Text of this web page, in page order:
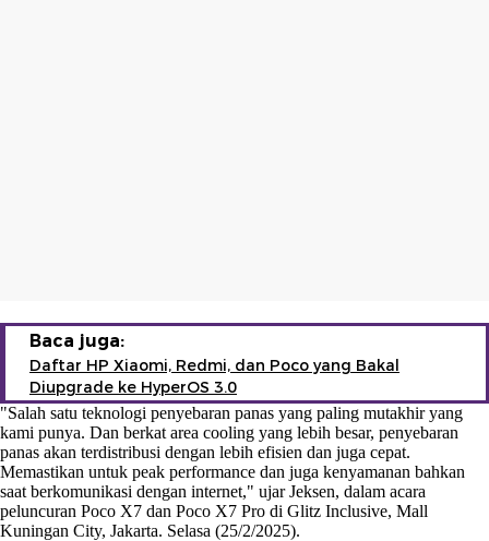
Baca juga:
Daftar HP Xiaomi, Redmi, dan Poco yang Bakal
Diupgrade ke HyperOS 3.0
"Salah satu teknologi penyebaran panas yang paling mutakhir yang
kami punya. Dan berkat area cooling yang lebih besar, penyebaran
panas akan terdistribusi dengan lebih efisien dan juga cepat.
Memastikan untuk peak performance dan juga kenyamanan bahkan
saat berkomunikasi dengan internet," ujar Jeksen, dalam acara
peluncuran Poco X7 dan Poco X7 Pro di Glitz Inclusive, Mall
Kuningan City, Jakarta. Selasa (25/2/2025).